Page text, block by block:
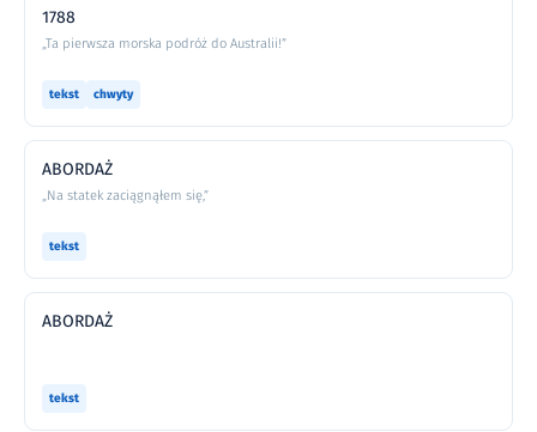
1788
„Ta pierwsza morska podróż do Australii!”
tekst chwyty
ABORDAŻ
„Na statek zaciągnąłem się,”
tekst
ABORDAŻ
tekst